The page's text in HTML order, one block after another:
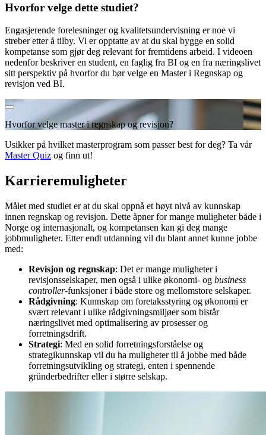
Hvorfor velge dette studiet?
Engasjerende forelesninger og kvalitetsundervisning er noe vi
streber etter å tilby. Vi er opptatte av at du skal bygge en solid
kompetanse som gjør deg relevant for fremtidens arbeid. I videoen
nedenfor beskriver en student, en faglig fra BI og en fra næringslivet
sitt perspektiv på hvorfor du bør velge en Master i Regnskap og
revisjon ved BI.
Hvorfor velge master i regnskap og revisjon?
Usikker på hvilket masterprogram som passer best for deg? Ta vår
Master Quiz og finn ut!
Karrieremuligheter
Målet med studiet er at du skal oppnå et høyt nivå av kunnskap
innen regnskap og revisjon. Dette åpner for mange muligheter både i
Norge og internasjonalt, og kompetansen kan gi deg mange
jobbmuligheter. Etter endt utdanning vil du blant annet kunne jobbe
med:
Revisjon og regnskap: Det er mange muligheter i
revisjonsselskaper, men også i ulike økonomi- og business
controller-funksjoner i både store og mellomstore selskaper.
Rådgivning: Kunnskap om foretaksstyring og økonomi er
svært relevant i ulike rådgivningsmiljøer som bistår
næringslivet med optimalisering av prosesser og
forretningsdrift.
Strategi: Med en solid forretningsforståelse og
strategikunnskap vil du ha muligheter til å jobbe med både
forretningsutvikling og strategi, enten i spennende
gründerbedrifter eller i større selskap.